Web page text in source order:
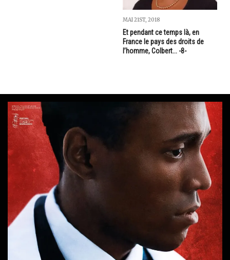
MAI 21ST, 2018
Et pendant ce temps là, en
France le pays des droits de
l’homme, Colbert... -8-